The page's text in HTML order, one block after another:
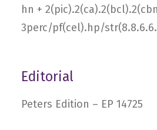
hn +
3perc/​pf(cel).hp/​
Editorial
Peters Edition – EP 14725